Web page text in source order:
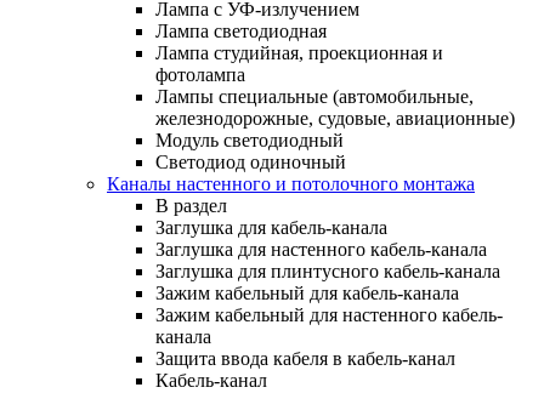
Лампа с УФ-излучением
Лампа светодиодная
Лампа студийная, проекционная и
фотолампа
Лампы специальные (автомобильные,
железнодорожные, судовые, авиационные)
Модуль светодиодный
Светодиод одиночный
Каналы настенного и потолочного монтажа
В раздел
Заглушка для кабель-канала
Заглушка для настенного кабель-канала
Заглушка для плинтусного кабель-канала
Зажим кабельный для кабель-канала
Зажим кабельный для настенного кабель-
канала
Защита ввода кабеля в кабель-канал
Кабель-канал